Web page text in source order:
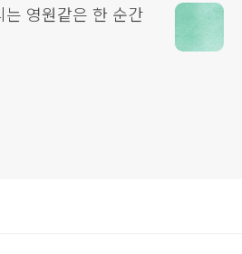
영원같은 한 순간